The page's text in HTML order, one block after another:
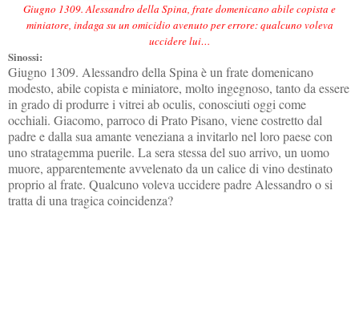
Giugno 1309. Alessandro della Spina, frate domenicano abile copista e
miniatore, indaga su un omicidio avenuto per errore: qualcuno voleva
uccidere lui…
Sinossi:
Giugno 1309. Alessandro della Spina è un frate domenicano
modesto, abile copista e miniatore, molto ingegnoso, tanto da essere
in grado di produrre i vitrei ab oculis, conosciuti oggi come
occhiali. Giacomo, parroco di Prato Pisano, viene costretto dal
padre e dalla sua amante veneziana a invitarlo nel loro paese con
uno stratagemma puerile. La sera stessa del suo arrivo, un uomo
muore, apparentemente avvelenato da un calice di vino destinato
proprio al frate. Qualcuno voleva uccidere padre Alessandro o si
tratta di una tragica coincidenza?